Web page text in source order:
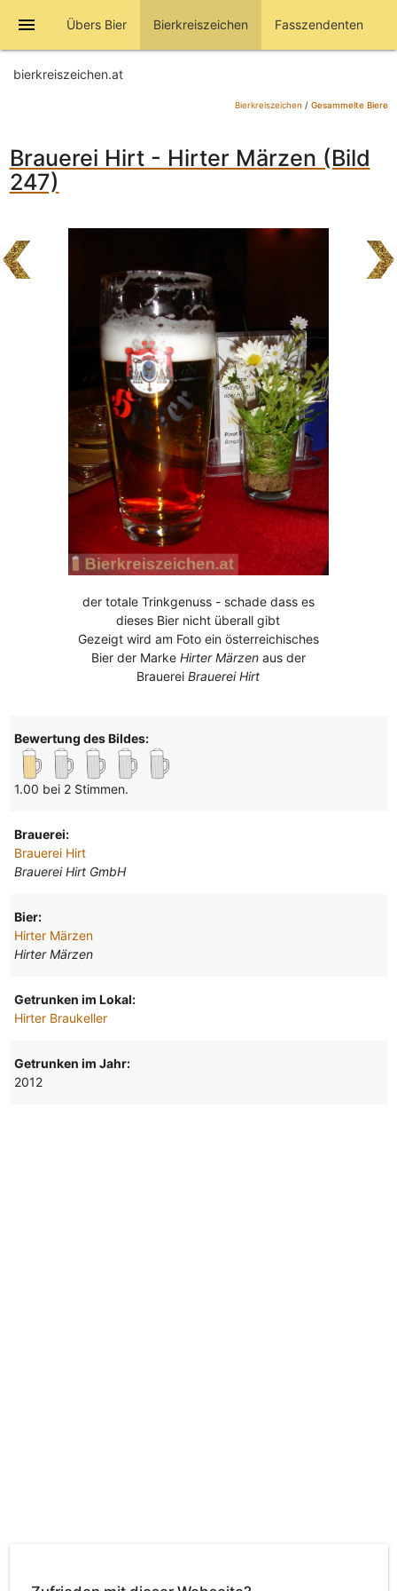
menu Übers Bier Bierkreiszeichen Fasszendenten
bierkreiszeichen.at
Bierkreiszeichen / Gesammelte Biere
Brauerei Hirt - Hirter Märzen (Bild
247)
der totale Trinkgenuss - schade dass es
dieses Bier nicht überall gibt
Gezeigt wird am Foto ein österreichisches
Bier der Marke Hirter Märzenaus der
BrauereiBrauerei Hirt
Bewertung des Bildes:
1.00 bei 2 Stimmen.
Brauerei:
Brauerei Hirt
Brauerei Hirt GmbH
Bier:
Hirter Märzen
Hirter Märzen
Getrunken im Lokal:
Hirter Braukeller
Getrunken im Jahr:
2012